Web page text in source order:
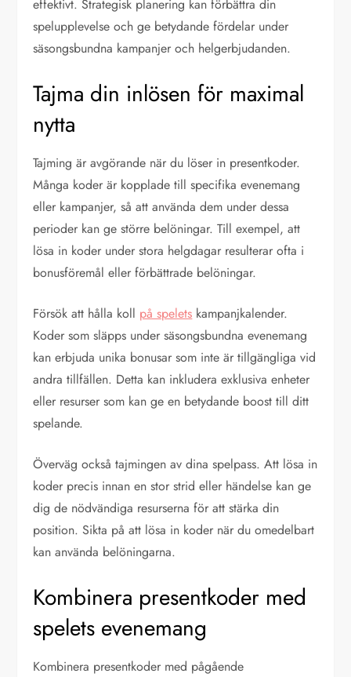
effektivt. Strategisk planering kan förbättra din
spelupplevelse och ge betydande fördelar under
säsongsbundna kampanjer och helgerbjudanden.
Tajma din inlösen för maximal
nytta
Tajming är avgörande när du löser in presentkoder.
Många koder är kopplade till specifika evenemang
eller kampanjer, så att använda dem under dessa
perioder kan ge större belöningar. Till exempel, att
lösa in koder under stora helgdagar resulterar ofta i
bonusföremål eller förbättrade belöningar.
Försök att hålla koll på spelets kampanjkalender.
Koder som släpps under säsongsbundna evenemang
kan erbjuda unika bonusar som inte är tillgängliga vid
andra tillfällen. Detta kan inkludera exklusiva enheter
eller resurser som kan ge en betydande boost till ditt
spelande.
Överväg också tajmingen av dina spelpass. Att lösa in
koder precis innan en stor strid eller händelse kan ge
dig de nödvändiga resurserna för att stärka din
position. Sikta på att lösa in koder när du omedelbart
kan använda belöningarna.
Kombinera presentkoder med
spelets evenemang
Kombinera presentkoder med pågående